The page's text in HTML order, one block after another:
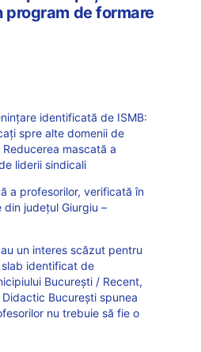
program de formare
identificată de ISMB:
spre alte domenii de
mascată a
liderii sindicali
a profesorilor, verificată în
județul Giurgiu –
un interes scăzut pentru
identificat de
București / Recent,
București spunea
nu trebuie să fie o